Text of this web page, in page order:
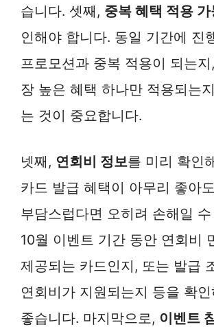
습니다. 셋째, 중복 혜택 적용
인해야 합니다. 동일 기간에 진
프로모션과 중복 적용이 되는
장 높은 혜택 하나만 적용되는
는 것이 중요합니다.
넷째, 연회비 정보를 미리 확인
카드 발급 혜택이 아무리 좋아
부담스럽다면 오히려 손해일
10월 이벤트 기간 동안 연회비
제공되는 카드인지, 또는 발급
연회비가 지원되는지 등을 확
좋습니다. 마지막으로, 이벤트